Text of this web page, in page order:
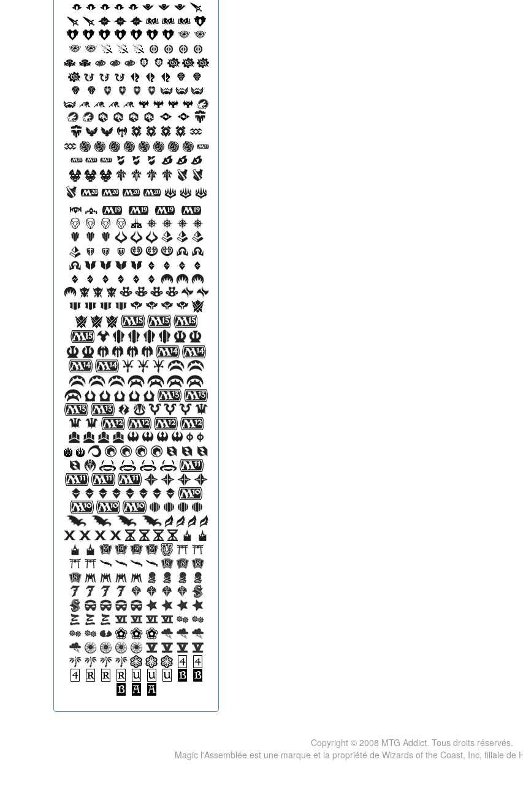
Copyright © 2008 MTG Addict. Tous droits réservés.
Magic l'Assemblée est une marque et la propriété de Wizards of the Coast, Inc, filiale de